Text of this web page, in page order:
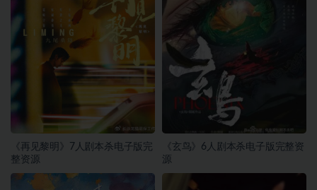
《再见黎明》7人剧本杀电子版完
整资源
《玄鸟》6人剧本杀电子版完整资
源